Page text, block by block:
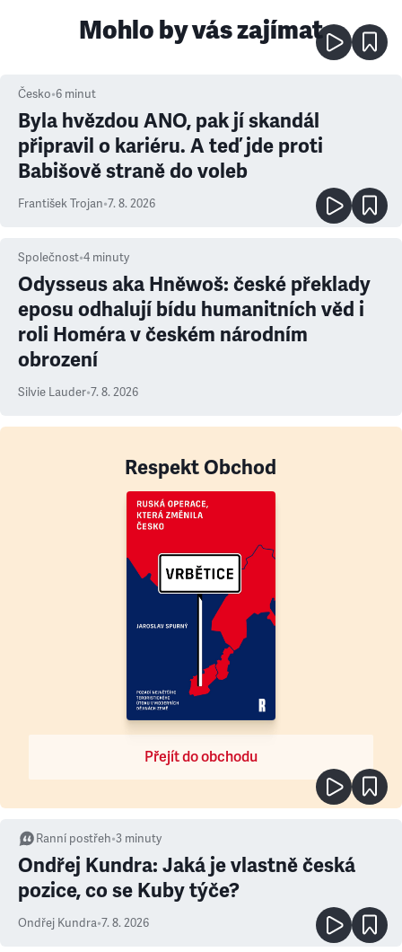
Mohlo by vás zajímat
Česko•6 minut
Byla hvězdou ANO, pak jí skandál
připravil o kariéru. A teď jde proti
Babišově straně do voleb
František Trojan•7. 8. 2026
Společnost•4 minuty
Odysseus aka Hněwoš: české překlady
eposu odhalují bídu humanitních věd i
roli Homéra v českém národním
obrození
Silvie Lauder•7. 8. 2026
Respekt Obchod
Přejít do obchodu
Ranní postřeh•3 minuty
Ondřej Kundra: Jaká je vlastně česká
pozice, co se Kuby týče?
Ondřej Kundra•7. 8. 2026